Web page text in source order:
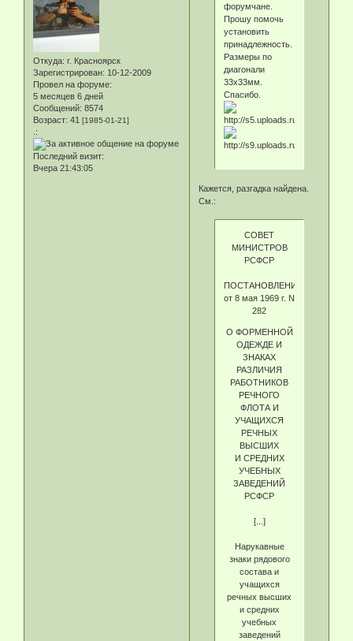
Откуда: г. Красноярск
Зарегистрирован: 10-12-2009
Провел на форуме:
5 месяцев 6 дней
Сообщений: 8574
Возраст: 41 [1985-01-21]
.:
Последний визит:
Вчера 21:43:05
форумчане.
Прошу помочь
установить
принадлежность.
Размеры по
диагонали
33х33мм.
Спасибо.
Кажется, разгадка найдена.
См.:
СОВЕТ
МИНИСТРОВ
РСФСР
ПОСТАНОВЛЕНИЕ
от 8 мая 1969 г. N
282
О ФОРМЕННОЙ
ОДЕЖДЕ И
ЗНАКАХ
РАЗЛИЧИЯ
РАБОТНИКОВ
РЕЧНОГО
ФЛОТА И
УЧАЩИХСЯ
РЕЧНЫХ
ВЫСШИХ
И СРЕДНИХ
УЧЕБНЫХ
ЗАВЕДЕНИЙ
РСФСР
[...]
Нарукавные
знаки рядового
состава и
учащихся
речных высших
и средних
учебных
заведений